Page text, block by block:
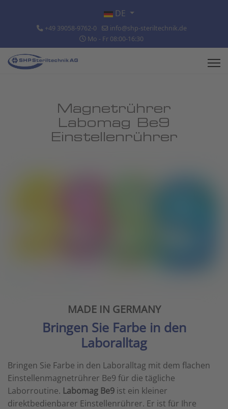
Sprache auswählen
DE
+49 39058-9762-0
info@shp-steriltechnik.de
Mo - Fr 08:00-16:30
Magnetrührer
Labomag Be9
Einstellenrührer
MADE IN GERMANY
Bringen Sie Farbe in den
Laboralltag
Bringen Sie Farbe in den Laboralltag mit dem flachen
Einstellenmagnetrührer Be9 für die tägliche
Laborroutine. Labomag Be9 ist ein kleiner
direktbedienbarer Einstellenrührer. Er ist für Ihre